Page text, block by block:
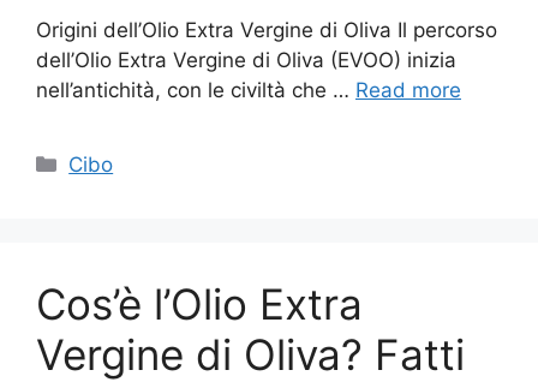
Origini dell’Olio Extra Vergine di Oliva Il percorso
dell’Olio Extra Vergine di Oliva (EVOO) inizia
nell’antichità, con le civiltà che … Read more
Categories
Cibo
Cos’è l’Olio Extra
Vergine di Oliva? Fatti